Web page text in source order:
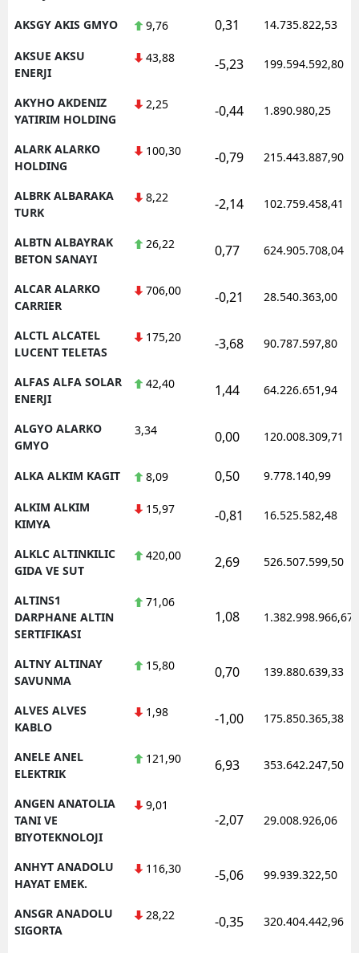
AKSGY AKIS GMYO
9,76 0,31 14.735.822,53
AKSUE AKSU
ENERJI
43,88 -5,23 199.594.592,80
AKYHO AKDENIZ
YATIRIM HOLDING
2,25 -0,44 1.890.980,25
ALARK ALARKO
HOLDING
100,30 -0,79 215.443.887,90
ALBRK ALBARAKA
TURK
8,22 -2,14 102.759.458,41
ALBTN ALBAYRAK
BETON SANAYI
26,22 0,77 624.905.708,04
ALCAR ALARKO
CARRIER
706,00 -0,21 28.540.363,00
ALCTL ALCATEL
LUCENT TELETAS
175,20 -3,68 90.787.597,80
ALFAS ALFA SOLAR
ENERJI
42,40 1,44 64.226.651,94
ALGYO ALARKO
GMYO
3,34 0,00 120.008.309,71
ALKA ALKIM KAGIT 8,09 0,50 9.778.140,99
ALKIM ALKIM
KIMYA
15,97 -0,81 16.525.582,48
ALKLC ALTINKILIC
GIDA VE SUT
420,00 2,69 526.507.599,50
ALTINS1
DARPHANE ALTIN
SERTIFIKASI
71,06
1,08 1.382.998.966,67
ALTNY ALTINAY
SAVUNMA
15,80 0,70 139.880.639,33
ALVES ALVES
KABLO
1,98 -1,00 175.850.365,38
ANELE ANEL
ELEKTRIK
121,90 6,93 353.642.247,50
ANGEN ANATOLIA
TANI VE
BIYOTEKNOLOJI
9,01
-2,07 29.008.926,06
ANHYT ANADOLU
HAYAT EMEK.
116,30 -5,06 99.939.322,50
ANSGR ANADOLU
SIGORTA
28,22 -0,35 320.404.442,96